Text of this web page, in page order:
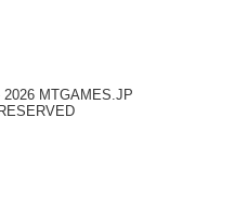
MTGAMES.JP